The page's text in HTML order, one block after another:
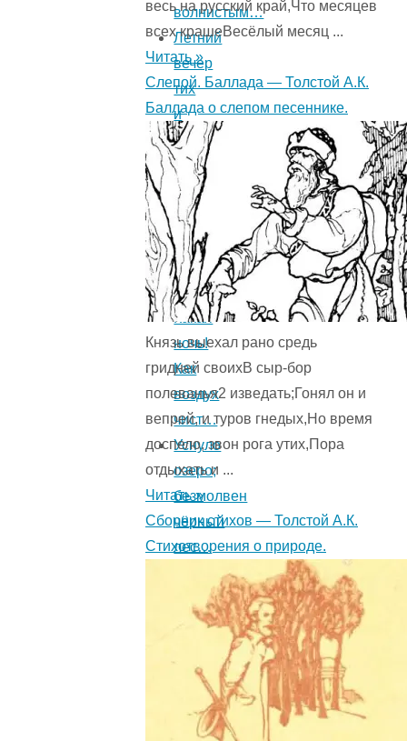
волнистым…
Летний
вечер
тих
и
ясен…
Ива
(«Сядем
здесь,
у
этой
ивы…»)
Какая
ночь!
Как
воздух
чист…
Уснуло
озеро;
безмолвен
чёрный
лес…
Колокольчик
(«Ночь
нема,
дух
бесплотный…»)
весь на русский край,Что месяцев
всех крашеВесёлый месяц ...
Читать »
Слепой. Баллада — Толстой А.К.
Баллада о слепом песеннике.
Князь выехал рано средь
гридней своихВ сыр-бор
полеванья2 изведать;Гонял он и
вепрей, и туров гнедых,Но время
доспело, звон рога утих,Пора
отдыхать и ...
Читать »
Сборник стихов — Толстой А.К.
Стихотворения о природе.